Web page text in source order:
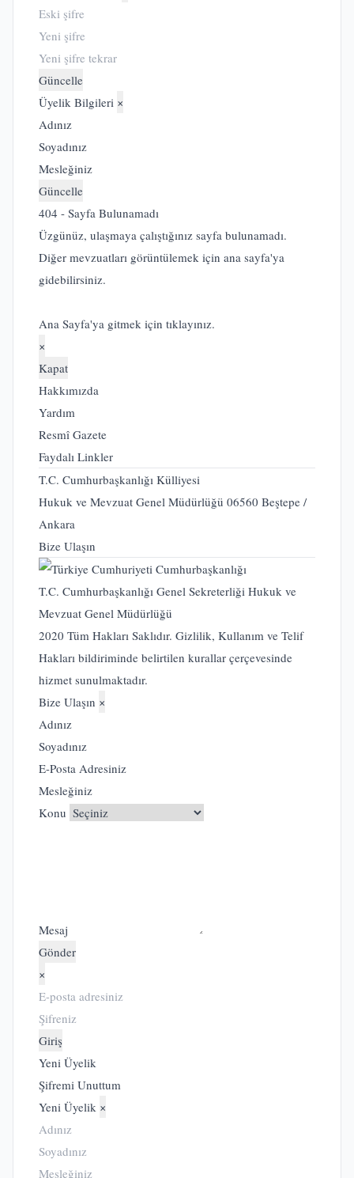
Güncelle
Üyelik Bilgileri ×
Adınız
Soyadınız
Mesleğiniz
Güncelle
404 - Sayfa Bulunamadı
Üzgünüz, ulaşmaya çalıştığınız sayfa bulunamadı.
Diğer mevzuatları görüntülemek için ana sayfa'ya
gidebilirsiniz.
Ana Sayfa'ya gitmek için tıklayınız.
×
Kapat
Hakkımızda
Yardım
Resmî Gazete
Faydalı Linkler
T.C. Cumhurbaşkanlığı Külliyesi
Hukuk ve Mevzuat Genel Müdürlüğü 06560 Beştepe /
Ankara
Bize Ulaşın
T.C. Cumhurbaşkanlığı Genel Sekreterliği Hukuk ve
Mevzuat Genel Müdürlüğü
2020 Tüm Hakları Saklıdır. Gizlilik, Kullanım ve Telif
Hakları bildiriminde belirtilen kurallar çerçevesinde
hizmet sunulmaktadır.
Bize Ulaşın ×
Adınız
Soyadınız
E-Posta Adresiniz
Mesleğiniz
Konu
Mesaj
Gönder
×
Giriş
Yeni Üyelik
Şifremi Unuttum
Yeni Üyelik ×